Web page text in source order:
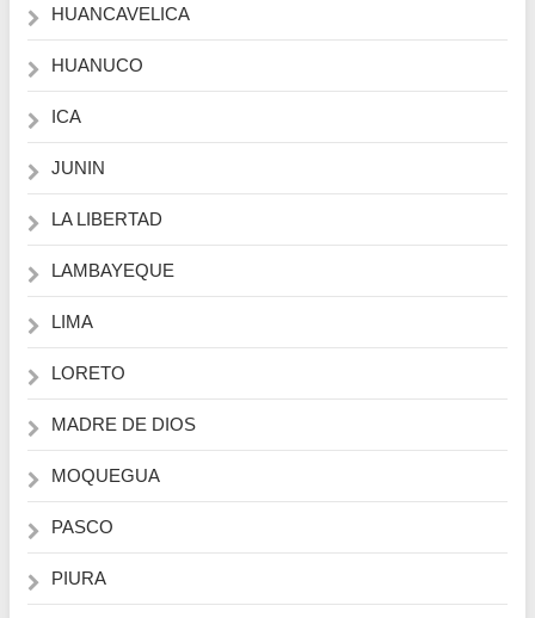
HUANCAVELICA
HUANUCO
ICA
JUNIN
LA LIBERTAD
LAMBAYEQUE
LIMA
LORETO
MADRE DE DIOS
MOQUEGUA
PASCO
PIURA